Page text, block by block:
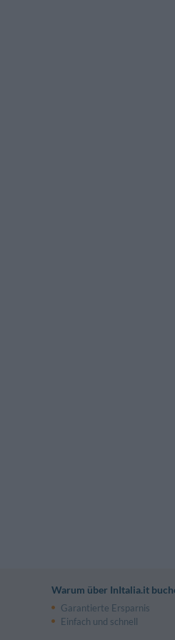
Warum über InItalia.it
Garantierte Ersparnis
Einfach und schnell